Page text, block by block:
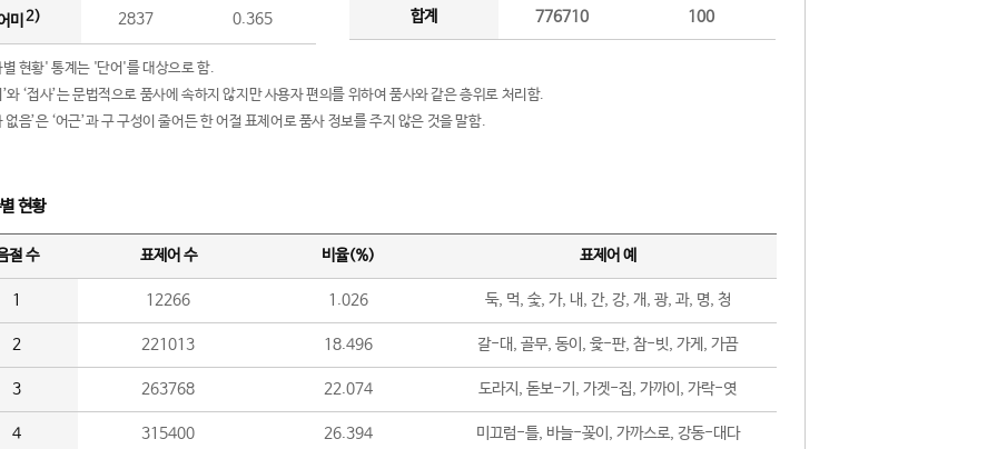
미 2) 2837 0.365 합계 776710 100
현황' 통계는 '단어'를 대상으로 함.
와 ‘접사’는 문법적으로 품사에 속하지 않지만 사용자 편의를 위하여 품사와 같은 층위로 처리함.
없음’은 ‘어근’과 구 구성이 줄어든 한 어절 표제어로 품사 정보를 주지 않은 것을 말함.
현황
절 수 표제어 수 비율(%) 표제어 예
1 12266 1.026 둑, 먹, 숯, 가, 내, 간, 강, 개, 광, 과, 명, 청
2 221013 18.496 갈-대, 골무, 동이, 윷-판, 참-빗, 가게, 가끔
3 263768 22.074 도라지, 돋보-기, 가겟-집, 가까이, 가락-엿
4 315400 26.394 미끄럼-틀, 바늘-꽂이, 가까스로, 강동-대다